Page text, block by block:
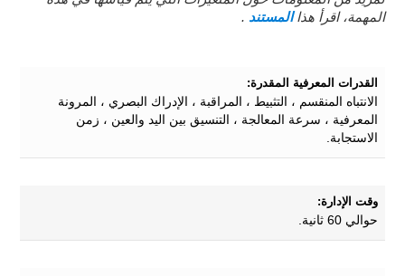
المهمة، اقرأ هذاالمستند .
القدرات المعرفية المقدرة:
الانتباه المنقسم ، التثبيط ، المراقبة ، الإدراك البصري ، المرونة
المعرفية ، سرعة المعالجة ، التنسيق بين اليد والعين ، زمن
الاستجابة.
وقت الإدارة:
حوالي 60 ثانية.